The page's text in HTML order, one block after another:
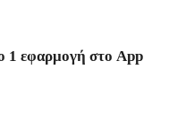
1 εφαρμογή στο App